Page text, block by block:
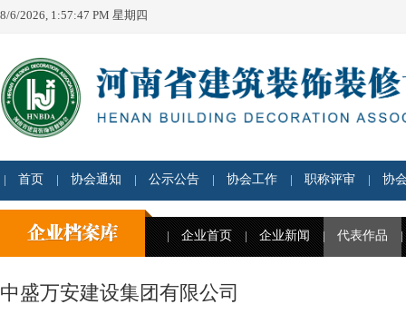
8/6/2026, 1:57:47 PM 星期四
首页 协会通知 公示公告 协会工作 职称评审 协
企业首页 企业新闻 代表作品
中盛万安建设集团有限公司